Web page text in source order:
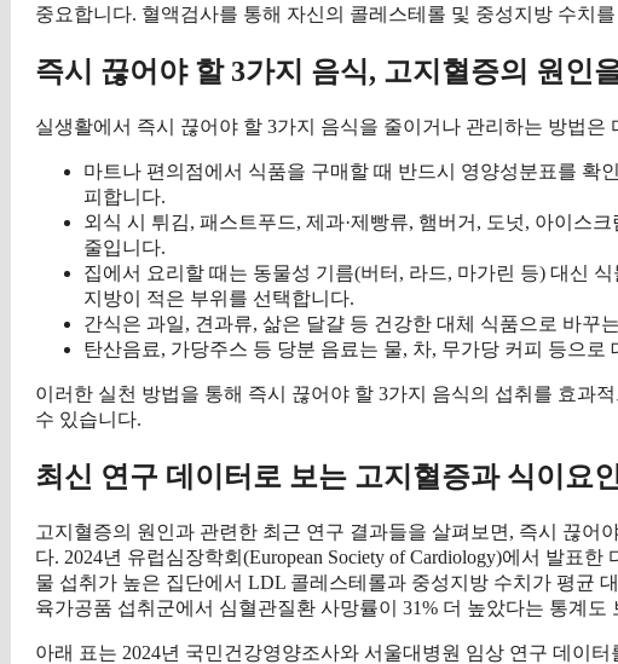
중요합니다. 혈액검사를 통해 자신의 콜레스테롤 및 중성지방 수치
즉시 끊어야 할 3가지 음식, 고지혈증의 원인
실생활에서 즉시 끊어야 할 3가지 음식을 줄이거나 관리하는 방법은
마트나 편의점에서 식품을 구매할 때 반드시 영양성분표를 확
피합니다.
외식 시 튀김, 패스트푸드, 제과·제빵류, 햄버거, 도넛, 아이스
줄입니다.
집에서 요리할 때는 동물성 기름(버터, 라드, 마가린 등) 대신
지방이 적은 부위를 선택합니다.
간식은 과일, 견과류, 삶은 달걀 등 건강한 대체 식품으로 바꾸
탄산음료, 가당주스 등 당분 음료는 물, 차, 무가당 커피 등으로
이러한 실천 방법을 통해 즉시 끊어야 할 3가지 음식의 섭취를 효과
수 있습니다.
최신 연구 데이터로 보는 고지혈증과 식이요
고지혈증의 원인과 관련한 최근 연구 결과들을 살펴보면, 즉시 끊어
다. 2024년 유럽심장학회(European Society of Cardiology)에서 발표
물 섭취가 높은 집단에서 LDL 콜레스테롤과 중성지방 수치가 평균
육가공품 섭취군에서 심혈관질환 사망률이 31% 더 높았다는 통계도
아래 표는 2024년 국민건강영양조사와 서울대병원 임상 연구 데이